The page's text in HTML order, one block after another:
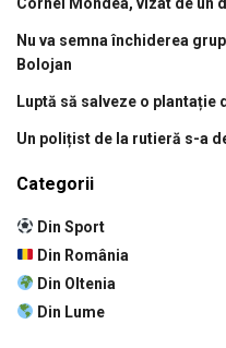
Nu va semna închiderea
Bolojan
Luptă să salveze o plantație
Un polițist de la rutieră s-a
Categorii
Din Sport
Din România
Din Oltenia
Din Lume